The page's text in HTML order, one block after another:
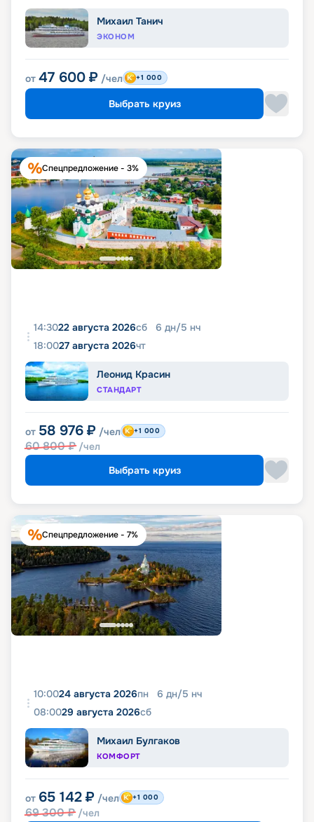
Михаил Танич
ЭКОНОМ
от 47 600 ₽ /чел +1 000
Выбрать круиз
Спецпредложение - 3%
14:3022 августа 2026сб 6 дн/5 нч
18:0027 августа 2026чт
Леонид Красин
СТАНДАРТ
от 58 976 ₽ /чел
60 800₽ /чел
+1 000
Выбрать круиз
Спецпредложение - 7%
10:0024 августа 2026пн 6 дн/5 нч
08:0029 августа 2026сб
Михаил Булгаков
КОМФОРТ
от 65 142 ₽ /чел
69 300₽ /чел
+1 000